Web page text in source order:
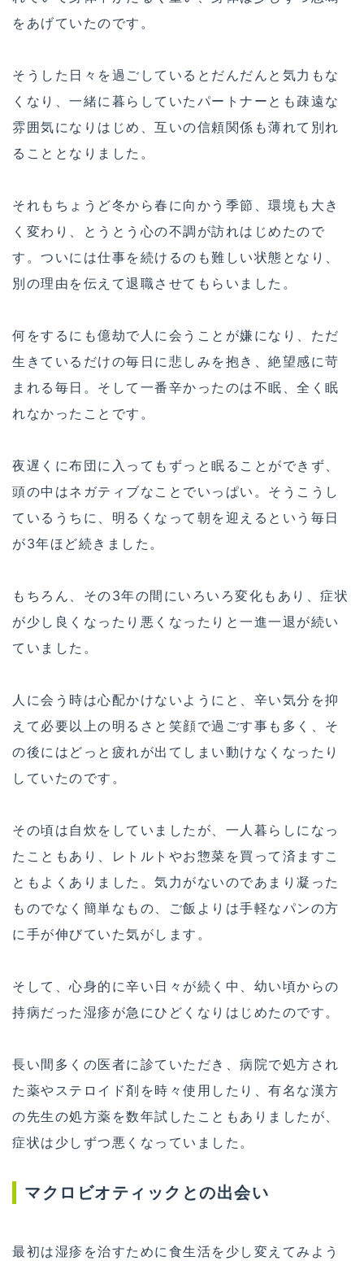
をあげていたのです。
そうした日々を過ごしているとだんだんと気力もな
くなり、一緒に暮らしていたパートナーとも疎遠な
雰囲気になりはじめ、互いの信頼関係も薄れて別れ
ることとなりました。
それもちょうど冬から春に向かう季節、環境も大き
く変わり、とうとう心の不調が訪れはじめたので
す。ついには仕事を続けるのも難しい状態となり、
別の理由を伝えて退職させてもらいました。
何をするにも億劫で人に会うことが嫌になり、ただ
生きているだけの毎日に悲しみを抱き、絶望感に苛
まれる毎日。そして一番辛かったのは不眠、全く眠
れなかったことです。
夜遅くに布団に入ってもずっと眠ることができず、
頭の中はネガティブなことでいっぱい。そうこうし
ているうちに、明るくなって朝を迎えるという毎日
が3年ほど続きました。
もちろん、その3年の間にいろいろ変化もあり、症状
が少し良くなったり悪くなったりと一進一退が続い
ていました。
人に会う時は心配かけないようにと、辛い気分を抑
えて必要以上の明るさと笑顔で過ごす事も多く、そ
の後にはどっと疲れが出てしまい動けなくなったり
していたのです。
その頃は自炊をしていましたが、一人暮らしになっ
たこともあり、レトルトやお惣菜を買って済ますこ
ともよくありました。気力がないのであまり凝った
ものでなく簡単なもの、ご飯よりは手軽なパンの方
に手が伸びていた気がします。
そして、心身的に辛い日々が続く中、幼い頃からの
持病だった湿疹が急にひどくなりはじめたのです。
長い間多くの医者に診ていただき、病院で処方され
た薬やステロイド剤を時々使用したり、有名な漢方
の先生の処方薬を数年試したこともありましたが、
症状は少しずつ悪くなっていました。
マクロビオティックとの出会い
最初は湿疹を治すために食生活を少し変えてみよう